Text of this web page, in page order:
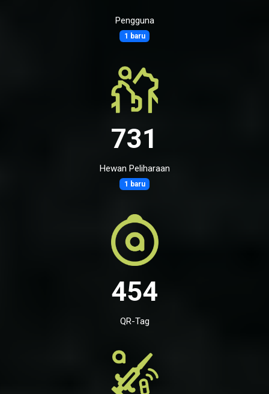
Pengguna
1 baru
731
Hewan Peliharaan
1 baru
454
QR-Tag